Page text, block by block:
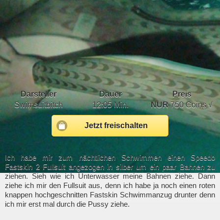
Darsteller Dauer
Preis
Swimsuitbitch
12:05 Min. NUR750 Coins √
Jetzt freischalten
Ich habe mir zum nächtlichen Schwimmen einen Speedo
Fastskin 2 Fullsuit angezogen in silber um ein paar Bahnen zu
ziehen. Sieh wie ich Unterwasser meine Bahnen ziehe. Dann
ziehe ich mir den Fullsuit aus, denn ich habe ja noch einen roten
knappen hochgeschnitten Fastskin Schwimmanzug drunter denn
ich mir erst mal durch die Pussy ziehe.